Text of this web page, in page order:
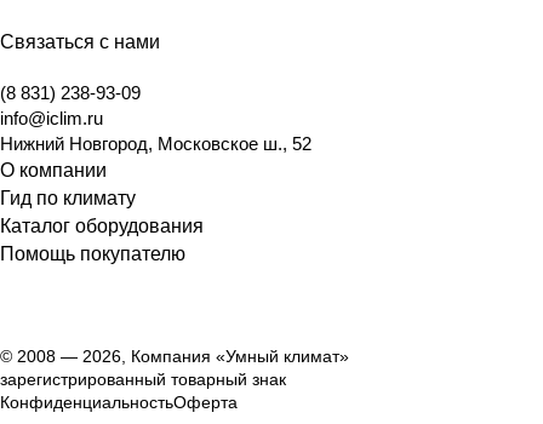
Связаться с нами
(8 831) 238-93-09
info@iclim.ru
Нижний Новгород, Московское ш., 52
О компании
Гид по климату
Каталог оборудования
Помощь покупателю
© 2008 — 2026, Компания «Умный климат»
зарегистрированный товарный знак
КонфиденциальностьОферта